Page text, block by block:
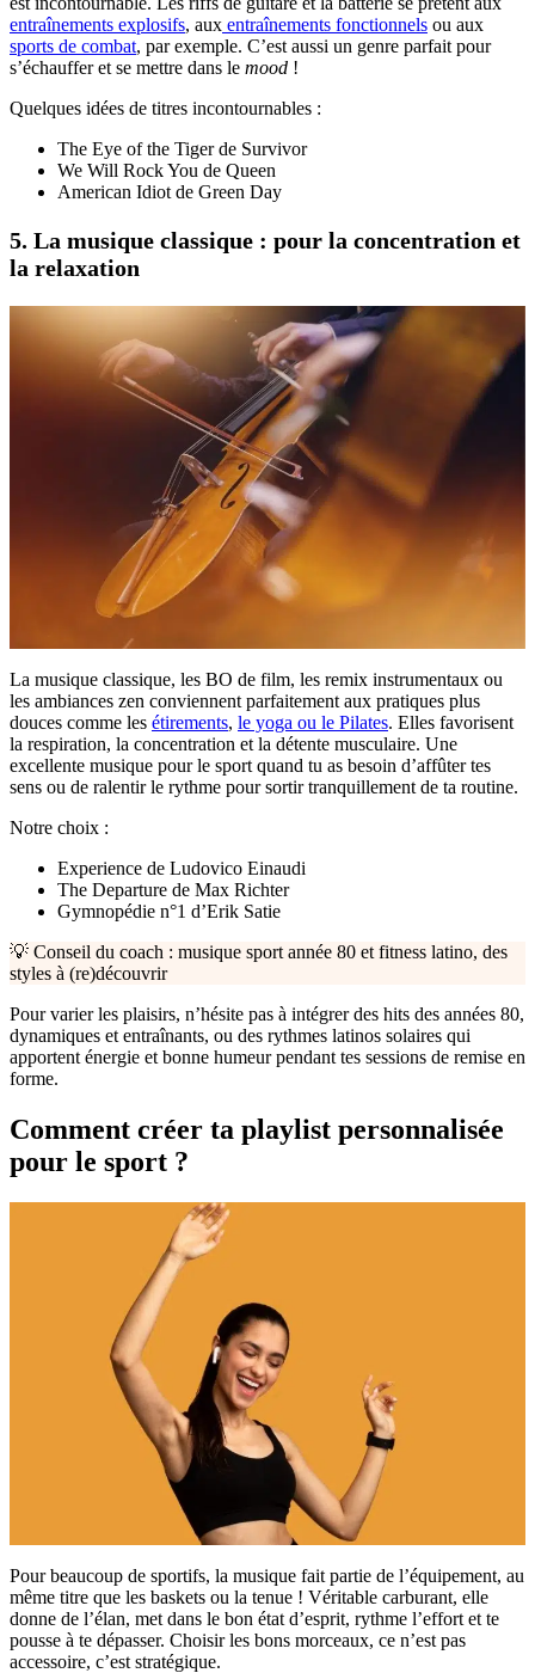
entraînements explosifs, aux entraînements fonctionnels ou aux
sports de combat, par exemple. C’est aussi un genre parfait pour
s’échauffer et se mettre dans le mood !
Quelques idées de titres incontournables :
The Eye of the Tiger de Survivor
We Will Rock You de Queen
American Idiot de Green Day
5. La musique classique : pour la concentration et
la relaxation
La musique classique, les BO de film, les remix instrumentaux ou
les ambiances zen conviennent parfaitement aux pratiques plus
douces comme les étirements, le yoga ou le Pilates. Elles favorisent
la respiration, la concentration et la détente musculaire. Une
excellente musique pour le sport quand tu as besoin d’affûter tes
sens ou de ralentir le rythme pour sortir tranquillement de ta routine.
Notre choix :
Experience de Ludovico Einaudi
The Departure de Max Richter
Gymnopédie n°1 d’Erik Satie
💡 Conseil du coach : musique sport année 80 et fitness latino, des
styles à (re)découvrir
Pour varier les plaisirs, n’hésite pas à intégrer des hits des années 80,
dynamiques et entraînants, ou des rythmes latinos solaires qui
apportent énergie et bonne humeur pendant tes sessions de remise en
forme.
Comment créer ta playlist personnalisée
pour le sport ?
Pour beaucoup de sportifs, la musique fait partie de l’équipement, au
même titre que les baskets ou la tenue ! Véritable carburant, elle
donne de l’élan, met dans le bon état d’esprit, rythme l’effort et te
pousse à te dépasser. Choisir les bons morceaux, ce n’est pas
accessoire, c’est stratégique.